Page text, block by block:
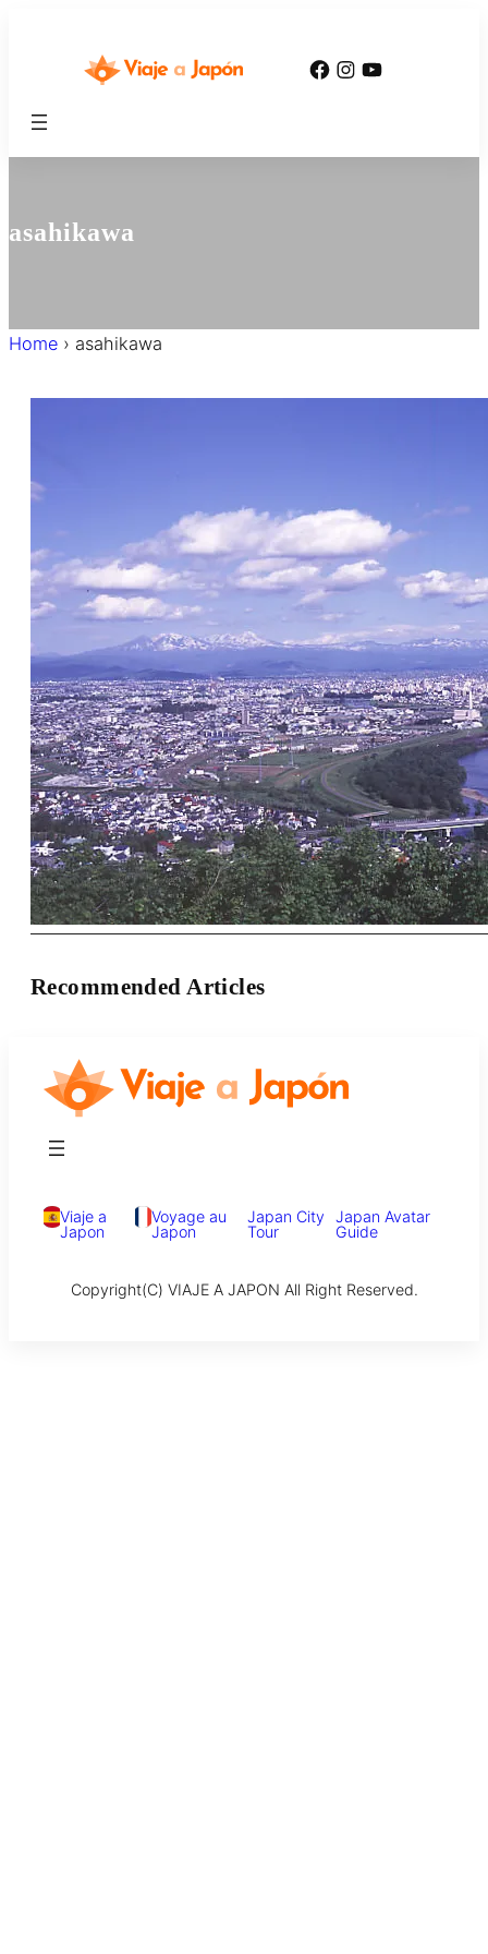
Facebook
Instagram
YouTube
asahikawa
Home › asahikawa
Recommended Articles
Viaje a
Japon
Voyage au
Japon
Japan City
Tour
Japan Avatar
Guide
Copyright(C) VIAJE A JAPON All Right Reserved.